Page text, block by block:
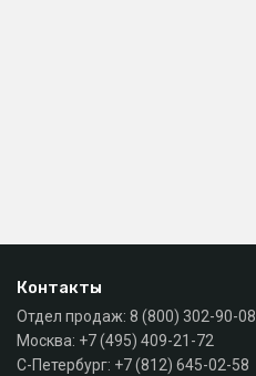
Контакты
Отдел продаж: 8 (800) 302-90-08
Москва: +7 (495) 409-21-72
С-Петербург: +7 (812) 645-02-58